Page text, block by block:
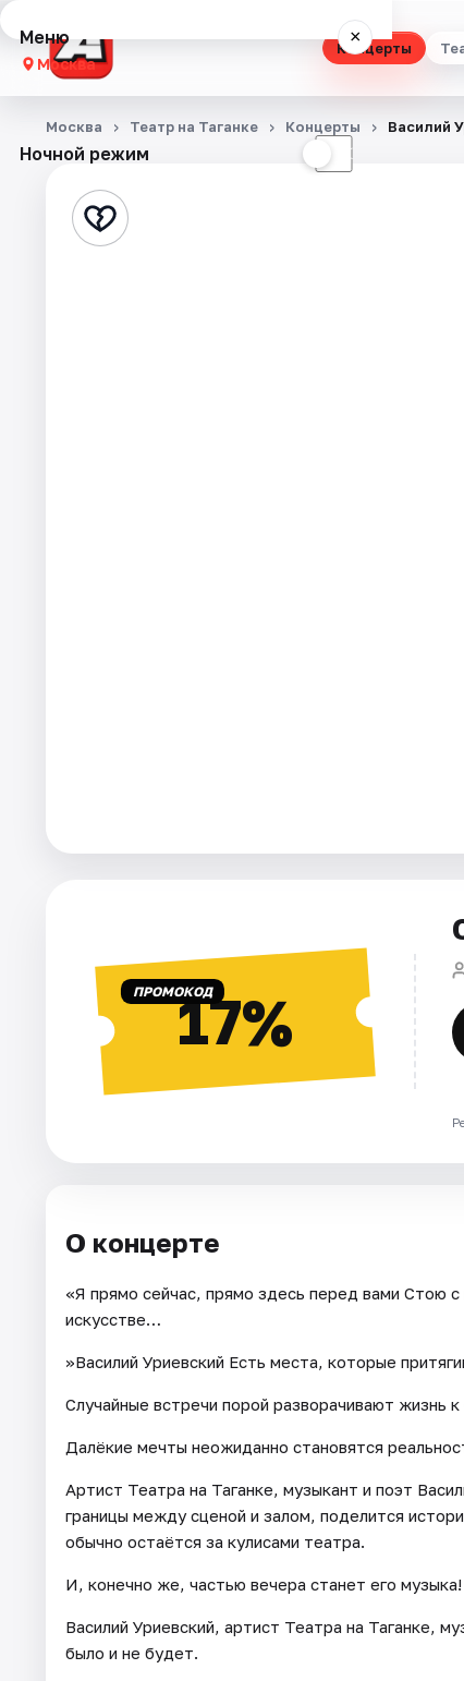
Концерты
Меню ×
Москва
Концерты
Стендап
Ночной режим ☾
Москва Театр на Таганке Концерты Василий
ПРОМОКОД17%
О концерте
«Я прямо сейчас, прямо здесь перед вами Стою
искусстве…
»Василий Уриевский Есть места, которые
Случайные встречи порой разворачивают жизнь
Далёкие мечты неожиданно становятся
Артист Театра на Таганке, музыкант и поэт
границы между сценой и залом, поделится
обычно остаётся за кулисами театра.
И, конечно же, частью вечера станет его музыка!
Василий Уриевский, артист Театра на Таганке,
было и не будет.